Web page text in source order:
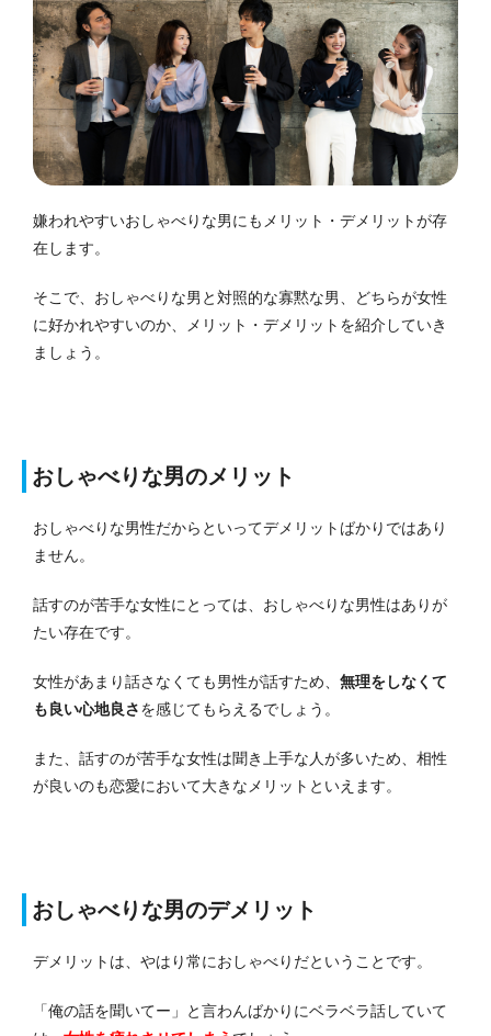
嫌われやすいおしゃべりな男にもメリット・デメリットが存
在します。
そこで、おしゃべりな男と対照的な寡黙な男、どちらが女性
に好かれやすいのか、メリット・デメリットを紹介していき
ましょう。
おしゃべりな男のメリット
おしゃべりな男性だからといってデメリットばかりではあり
ません。
話すのが苦手な女性にとっては、おしゃべりな男性はありが
たい存在です。
女性があまり話さなくても男性が話すため、 無理をしなくて
も良い心地良さを感じてもらえるでしょう。
また、話すのが苦手な女性は聞き上手な人が多いため、相性
が良いのも恋愛において大きなメリットといえます。
おしゃべりな男のデメリット
デメリットは、やはり常におしゃべりだということです。
「俺の話を聞いてー」と言わんばかりにベラベラ話していて